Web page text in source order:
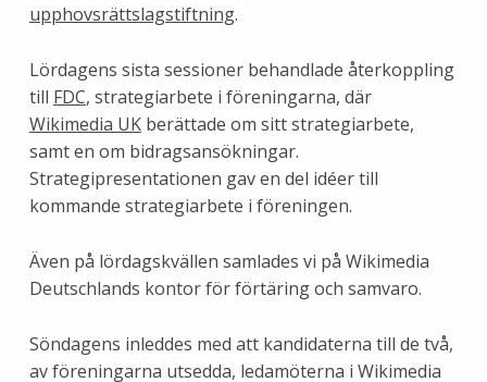
upphovsrättslagstiftning.
Lördagens sista sessioner behandlade återkoppling
till FDC, strategiarbete i föreningarna, där
Wikimedia UKberättade om sitt strategiarbete,
samt en om bidragsansökningar.
Strategipresentationen gav en del idéer till
kommande strategiarbete i föreningen.
Även på lördagskvällen samlades vi på Wikimedia
Deutschlands kontor för förtäring och samvaro.
Söndagens inleddes med att kandidaterna till de två,
av föreningarna utsedda, ledamöterna i Wikimedia